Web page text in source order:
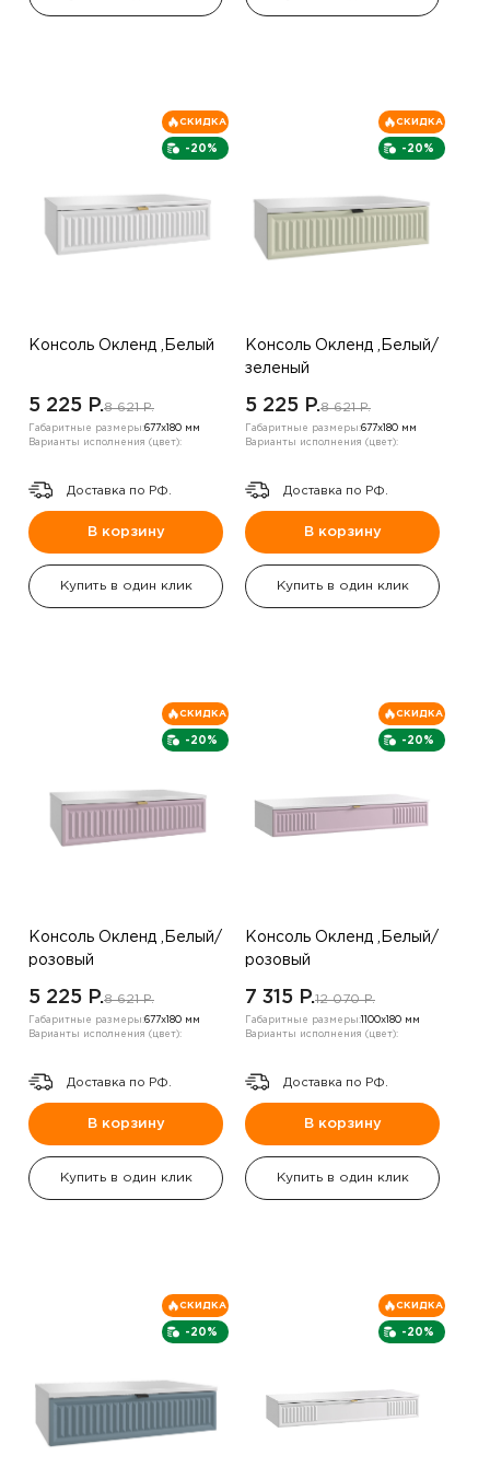
-20%
СКИДКА
Консоль Окленд ,Белый
5 225 P.8 621 P.
Габаритные размеры:677х180 мм
Варианты исполнения (цвет):
Доставка по РФ.
В корзину
Купить в один клик
-20%
СКИДКА
Консоль Окленд ,Белый/
зеленый
5 225 P.8 621 P.
Габаритные размеры:677х180 мм
Варианты исполнения (цвет):
Доставка по РФ.
В корзину
Купить в один клик
-20%
СКИДКА
Консоль Окленд ,Белый/
розовый
5 225 P.8 621 P.
Габаритные размеры:677х180 мм
Варианты исполнения (цвет):
Доставка по РФ.
В корзину
Купить в один клик
-20%
СКИДКА
Консоль Окленд ,Белый/
розовый
7 315 P.12 070 P.
Габаритные размеры: 1100х180 мм
Варианты исполнения (цвет):
Доставка по РФ.
В корзину
Купить в один клик
-20%
СКИДКА
-20%
СКИДКА